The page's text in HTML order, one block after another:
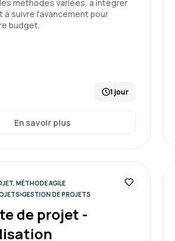
Formation : Conduire et
Sandrine B.
Formation : Conduire et
méthodes variées, à intégrer
à suivre l'avancement pour
budget.
1 jour
En savoir plus
MÉTHODE AGILE
GESTION DE PROJETS
de projet -